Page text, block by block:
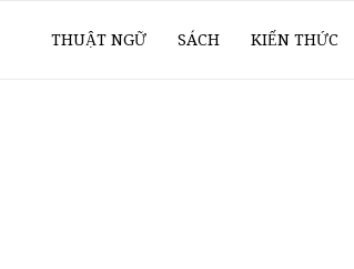
THUẬT NGỮ SÁCH KIẾN THỨC